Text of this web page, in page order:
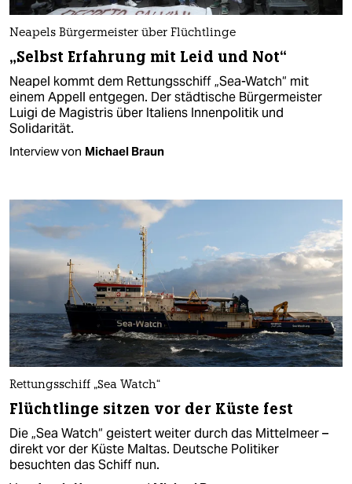
Neapels Bürgermeister über Flüchtlinge
„Selbst Erfahrung mit Leid und Not“
Neapel kommt dem Rettungsschiff „Sea-Watch“ mit
einem Appell entgegen. Der städtische Bürgermeister
Luigi de Magistris über Italiens Innenpolitik und
Solidarität.
Interview von Michael Braun
Rettungsschiff „Sea Watch“
Flüchtlinge sitzen vor der Küste fest
Die „Sea Watch“ geistert weiter durch das Mittelmeer –
direkt vor der Küste Maltas. Deutsche Politiker
besuchten das Schiff nun.